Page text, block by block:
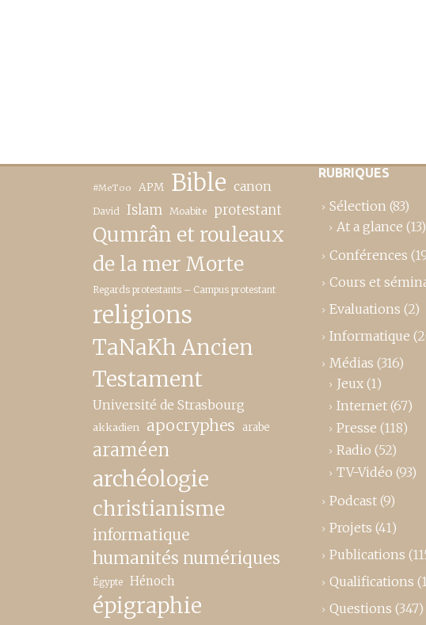
#MeToo APM Bible canon
David Islam Moabite protestant
Qumrân et rouleaux
de la mer Morte
Regards protestants – Campus protestant
religions
TaNaKh Ancien
Testament
Université de Strasbourg
akkadien apocryphes arabe
araméen
archéologie
christianisme
informatique
humanités numériques
Égypte Hénoch
épigraphie
RUBRIQUES
Sélection (83)
At a glance (13)
Conférences
Cours et
Evaluations (2)
Informatique
Médias (316)
Jeux (1)
Internet (67)
Presse (118)
Radio (52)
TV-Vidéo (93)
Podcast (9)
Projets (41)
Publications
Qualifications
Questions (347)